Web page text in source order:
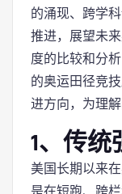
的涌现、跨学
推进，展望未
度的比较和分
的奥运田径竞
进方向，为理
1、传
美国长期以来